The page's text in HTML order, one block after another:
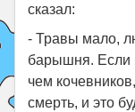
сказал:
- Травы мало,
барышня. Если
чем
смерть, и это